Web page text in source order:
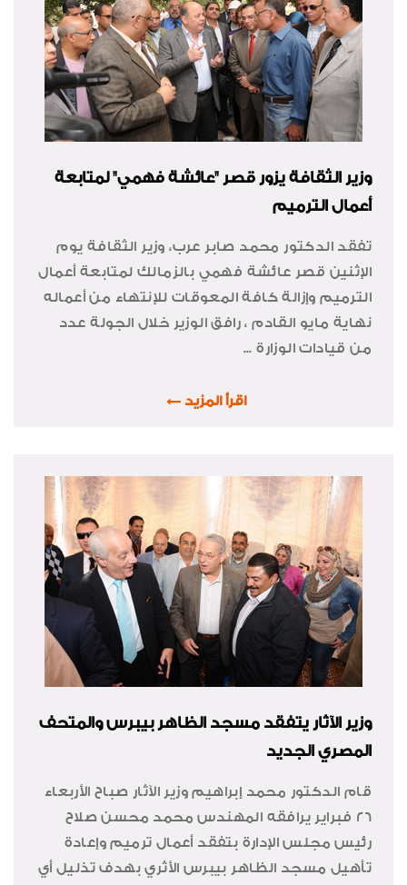
وزير الثقافة يزور قصر "عائشة فهمي" لمتابعة
أعمال الترميم
تفقد الدكتور محمد صابر عرب، وزير الثقافة يوم
الإثنين قصر عائشة فهمي بالزمالك لمتابعة أعمال
الترميم وإزالة كافة المعوقات للإنتهاء من أعماله
نهاية مايو القادم ، رافق الوزير خلال الجولة عدد
من قيادات الوزارة ...
اقرأ المزيد
وزير الآثار يتفقد مسجد الظاهر بيبرس والمتحف
المصري الجديد
قام الدكتور محمد إبراهيم وزير الآثار صباح الأربعاء
26 فبراير يرافقه المهندس محمد محسن صلاح
رئيس مجلس الإدارة بتفقد أعمال ترميم وإعادة
تأهيل مسجد الظاهر بيبرس الأثري بهدف تذليل أي